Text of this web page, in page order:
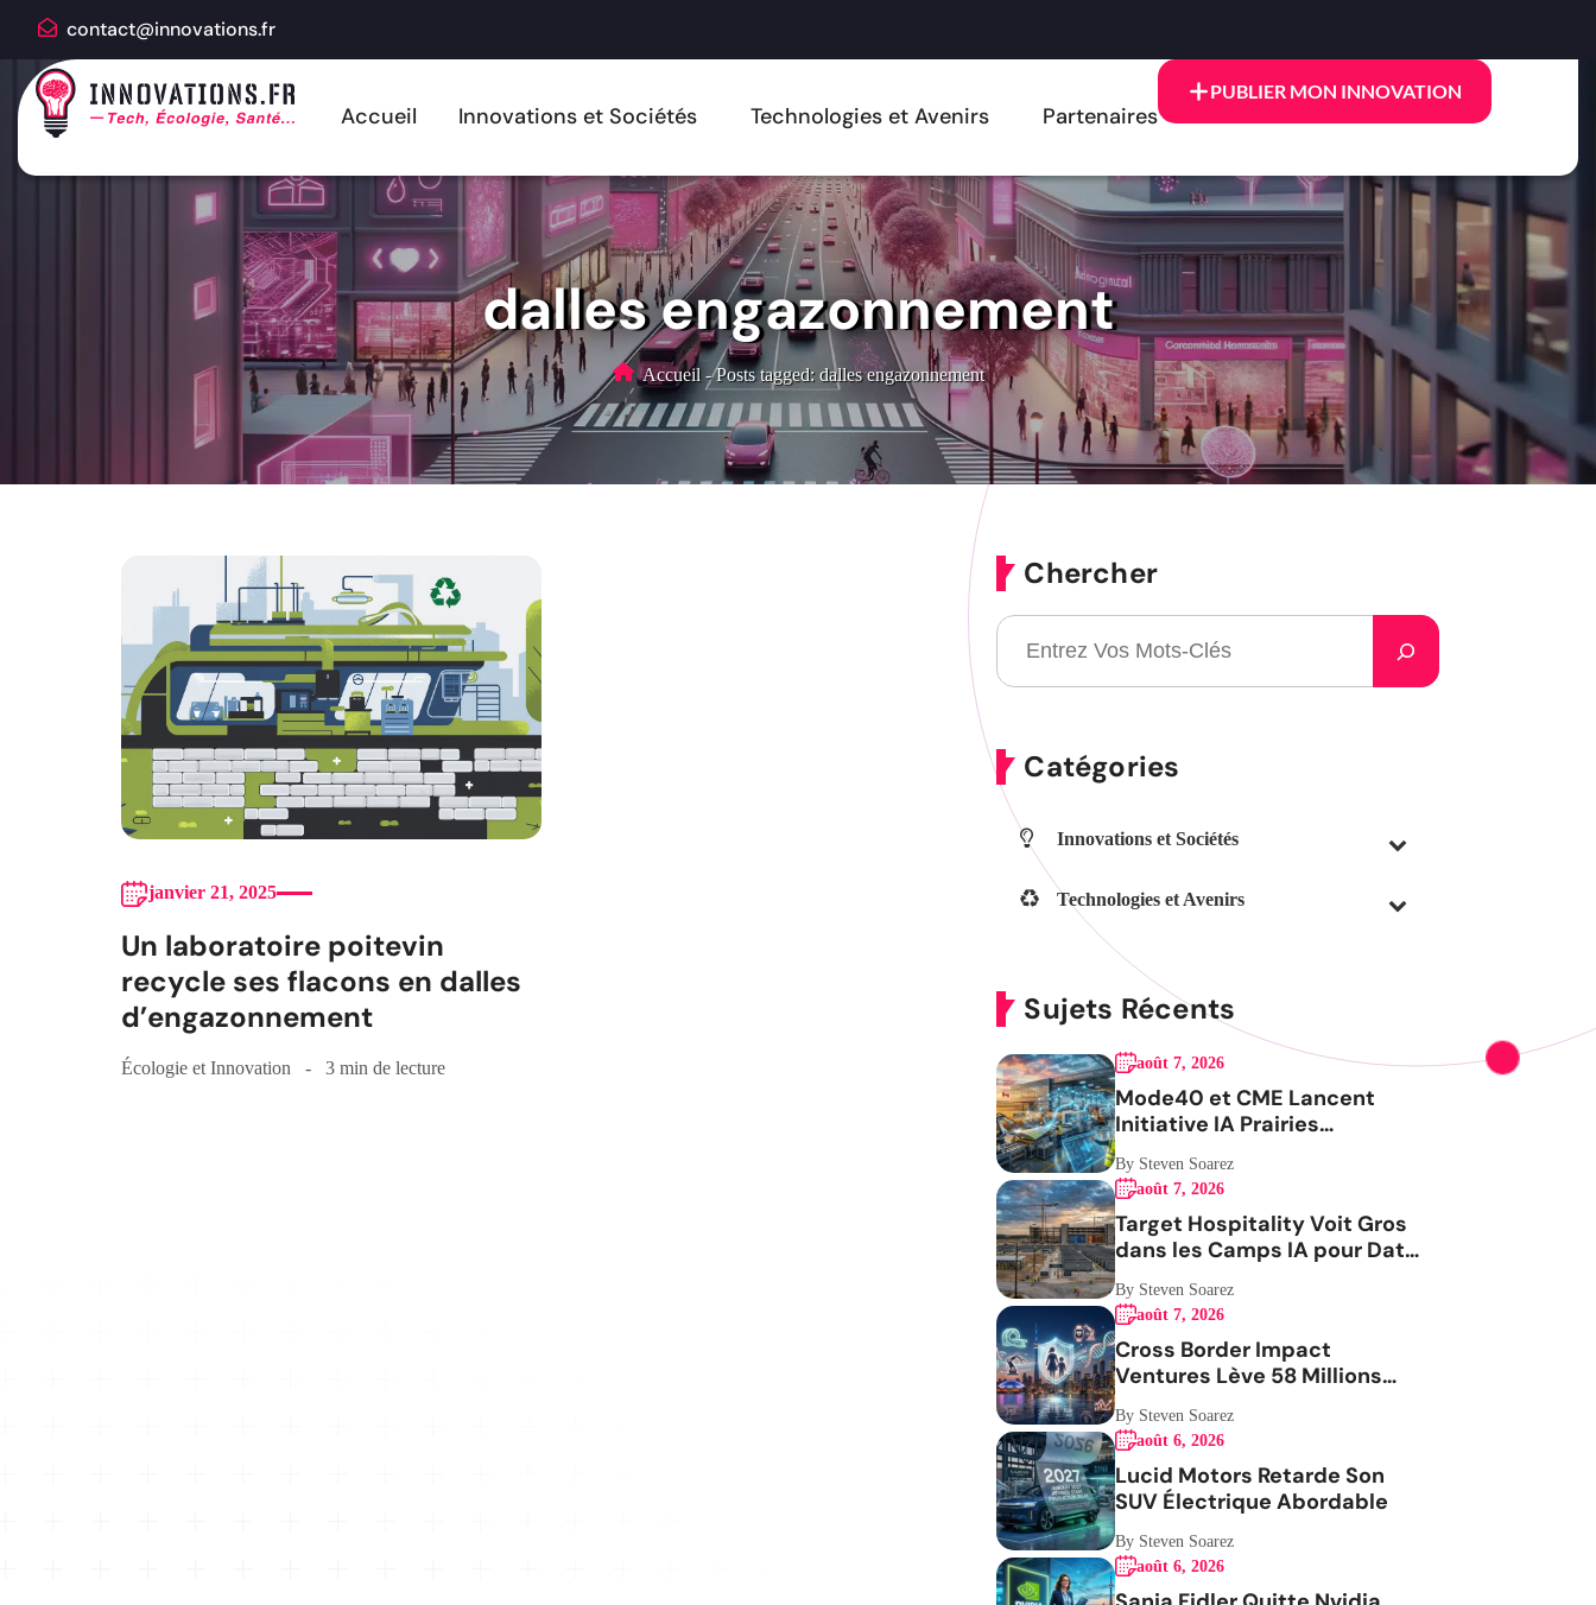
contact@innovations.fr
Accueil Innovations et Sociétés Technologies et Avenirs Partenaires
PUBLIER MON INNOVATION
dalles engazonnement
Accueil - Posts tagged: dalles engazonnement
janvier 21, 2025
Un laboratoire poitevin
recycle ses flacons en dalles
d’engazonnement
Écologie et Innovation 3 min de lecture
Chercher
Catégories
Innovations et Sociétés
Technologies et Avenirs
Sujets Récents
août 7, 2026
Mode40 et CME Lancent
Initiative IA Prairies
Aérospatiale
By Steven Soarez
août 7, 2026
Target Hospitality Voit Gros
dans les Camps IA pour Data
Centers
By Steven Soarez
août 7, 2026
Cross Border Impact
Ventures Lève 58 Millions
USD Pour Santé Femmes
By Steven Soarez
août 6, 2026
Lucid Motors Retarde Son
SUV Électrique Abordable
By Steven Soarez
août 6, 2026